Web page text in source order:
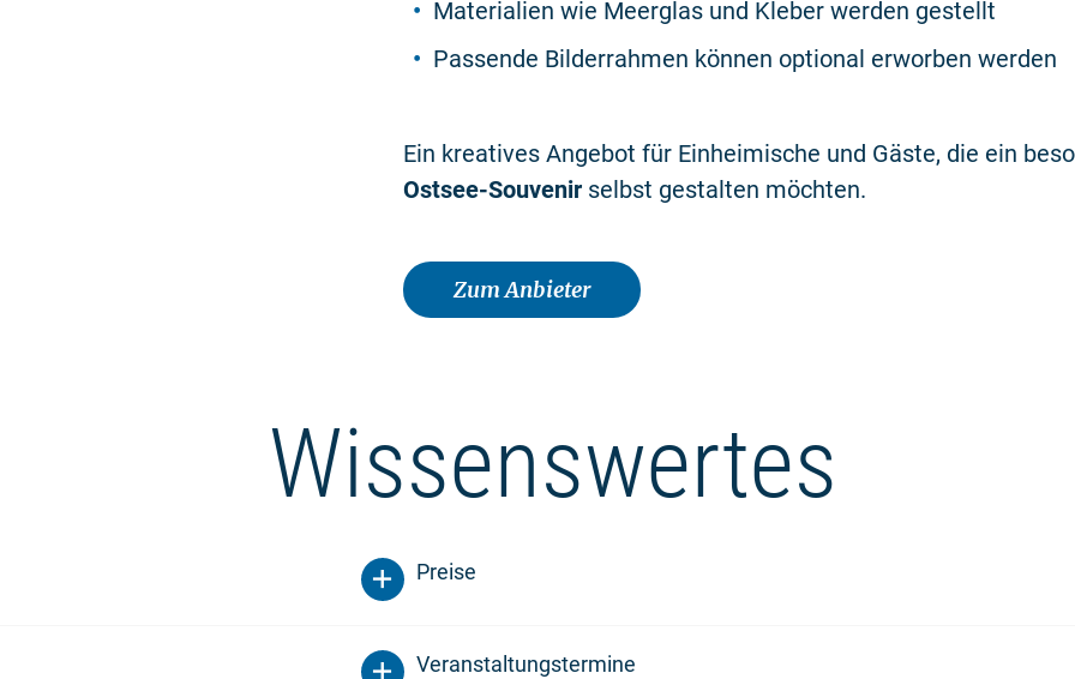
Materialien wie Meerglas und Kleber werden gestellt
Passende Bilderrahmen können optional erworben werden
Ein kreatives Angebot für Einheimische und Gäste, die ein
Ostsee-Souvenir selbst gestalten möchten.
Zum Anbieter
Wissenswertes
Preise
Veranstaltungstermine